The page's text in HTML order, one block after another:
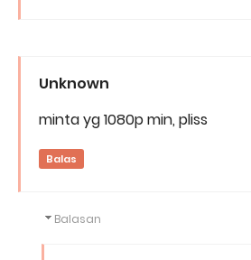
Unknown
minta yg 1080p min, pliss
Balas
Balasan